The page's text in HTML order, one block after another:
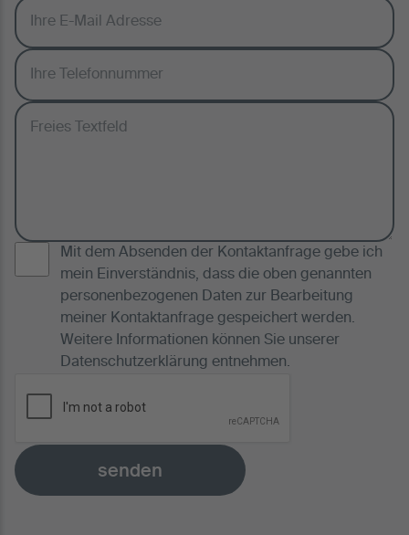
Mit dem Absenden der Kontaktanfrage gebe ich
mein Einverständnis, dass die oben genannten
personenbezogenen Daten zur Bearbeitung
meiner Kontaktanfrage gespeichert werden.
Weitere Informationen können Sie unserer
Datenschutzerklärung entnehmen.
senden